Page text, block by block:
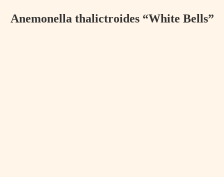
Anemonella thalictroides “White Bells”